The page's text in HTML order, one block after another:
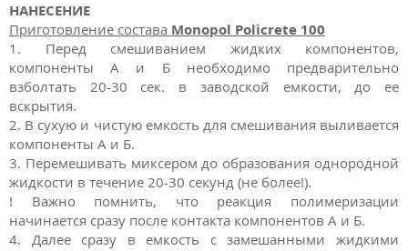
НАНЕСЕНИЕ
Приготовление состава Monopol Policrete 100
1. Перед смешиванием жидких компонентов,
компоненты А и Б необходимо предварительно
взболтать 20-30 сек. в заводской емкости, до ее
вскрытия.
2. В сухую и чистую емкость для смешивания выливается
компоненты А и Б.
3. Перемешивать миксером до образования однородной
жидкости в течение 20-30 секунд (не более!).
! Важно помнить, что реакция полимеризации
начинается сразу после контакта компонентов А и Б.
4. Далее сразу в емкость с замешанными жидкими